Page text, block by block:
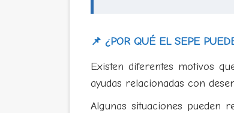
📌 ¿POR QUÉ EL SEPE
Existen diferentes motivos
ayudas relacionadas con
Algunas situaciones pueden